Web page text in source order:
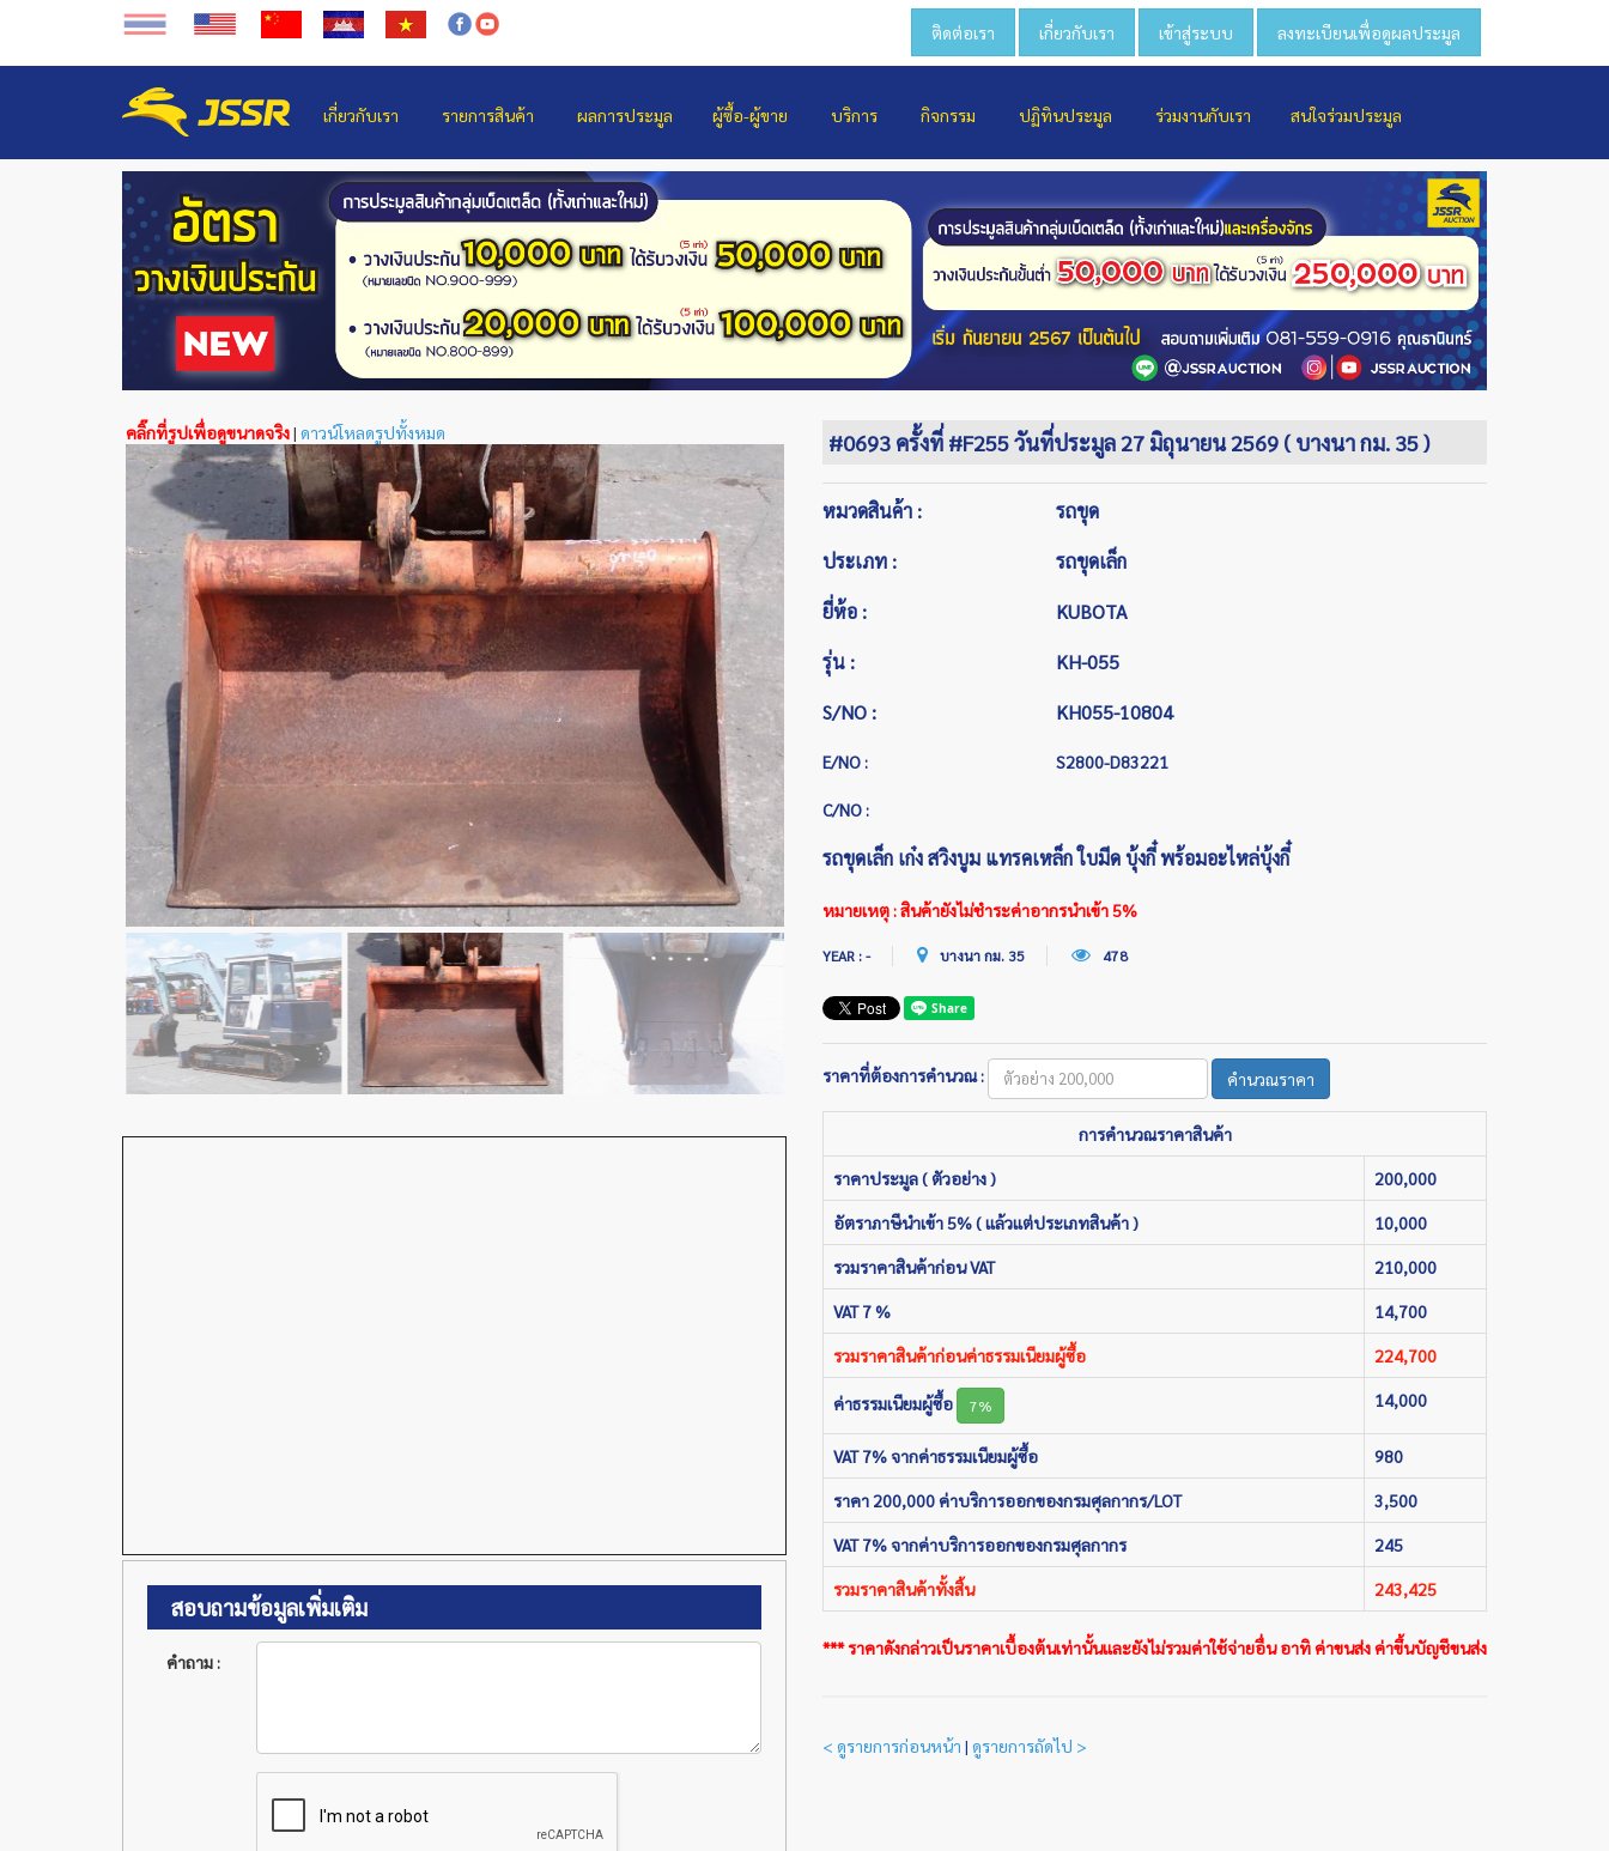
ติดต่อเรา เกี่ยวกับเรา เข้าสู่ระบบ ลงทะเบียนเพื่อดูผลประมูล
เกี่ยวกับเรา รายการสินค้า ผลการประมูล ผู้ซื้อ-ผู้ขาย บริการ กิจกรรม ปฏิทินประมูล ร่วมงานกับเรา สนใจร่วมประมูล
คลิ๊กที่รูปเพื่อดูขนาดจริง| ดาวน์โหลดรูปทั้งหมด
สอบถามข้อมูลเพิ่มเติม
คำถาม :
#0693 ครั้งที่ #F255 วันที่ประมูล 27 มิถุนายน 2569 ( บางนา กม. 35 )
หมวดสินค้า :
รถขุด
ประเภท :
รถขุดเล็ก
ยี่ห้อ :
KUBOTA
รุ่น :
KH-055
S/NO :
KH055-10804
E/NO : S2800-D83221
C/NO :
รถขุดเล็ก เก๋ง สวิงบูม แทรคเหล็ก ใบมีด บุ้งกี๋ พร้อมอะไหล่บุ้งกี๋
หมายเหตุ : สินค้ายังไม่ชำระค่าอากรนำเข้า 5%
YEAR : - บางนา กม. 35 478
ราคาที่ต้องการคำนวณ : คำนวณราคา
การคำนวณราคาสินค้า
ราคาประมูล ( ตัวอย่าง ) 200,000
อัตราภาษีนำเข้า 5% ( แล้วแต่ประเภทสินค้า ) 10,000
รวมราคาสินค้าก่อน VAT 210,000
VAT 7 % 14,700
รวมราคาสินค้าก่อนค่าธรรมเนียมผู้ซื้อ 224,700
ค่าธรรมเนียมผู้ซื้อ 7% 14,000
VAT 7% จากค่าธรรมเนียมผู้ซื้อ 980
ราคา 200,000 ค่าบริการออกของกรมศุลกากร/LOT 3,500
VAT 7% จากค่าบริการออกของกรมศุลกากร 245
รวมราคาสินค้าทั้งสิ้น 243,425
*** ราคาดังกล่าวเป็นราคาเบื้องต้นเท่านั้นและยังไม่รวมค่าใช้จ่ายอื่น อาทิ ค่าขนส่ง ค่าขึ้นบัญชีขนส่ง
< ดูรายการก่อนหน้า | ดูรายการถัดไป >